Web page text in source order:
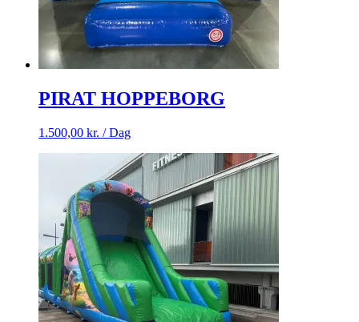
PIRAT HOPPEBORG
1.500,00 kr. / Dag